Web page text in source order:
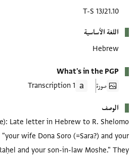
T-S 13J21.10
اللغة الأساسية
Hebrew
What's in the PGP
صورة
1 Transcription
الوصف
Late letter in Hebrew to R. Shelomo
wife Dona Soro (=Sara?) and your
and your son-in-law Moshe." They